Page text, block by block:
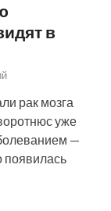
в
рак мозга
уже
—
появилась